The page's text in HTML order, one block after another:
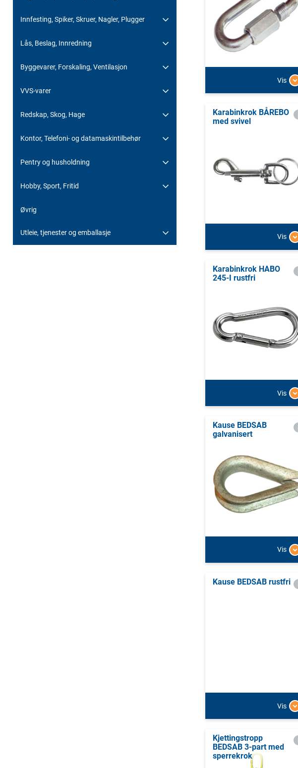
Innfesting, Spiker, Skruer, Nagler, Plugger
Lås, Beslag, Innredning
Byggevarer, Forskaling, Ventilasjon
VVS-varer
Redskap, Skog, Hage
Kontor, Telefoni- og datamaskintilbehør
Pentry og husholdning
Hobby, Sport, Fritid
Øvrig
Utleie, tjenester og emballasje
Vis
Karabinkrok BÅREBO
med svivel
Vis
Karabinkrok HABO
245-I rustfri
Vis
Kause BEDSAB
galvanisert
Vis
Kause BEDSAB rustfri
Vis
Kjettingstropp
BEDSAB 3-part med
sperrekrok